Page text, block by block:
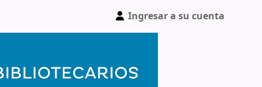
Ingresar a su cuenta